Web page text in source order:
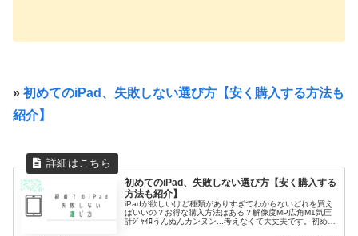
» 初めてのiPad、失敗しない選び方【安く購入する方法も
紹介】
初めてのiPad、失敗しない選び方【安く購入する
方法も紹介】
iPadが欲しいけど種類がありすぎてわからないどれを買え
ばいいの？お得な購入方法はある？解像度MP広角M1気圧
計ｼﾞｬｲﾛうんぬんカンヌン...考えなくて大丈夫です。初めて